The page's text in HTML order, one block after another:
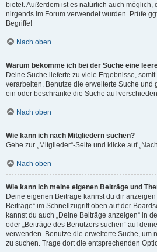
bietet. Außerdem ist es natürlich auch
nirgends im Forum verwendet wurden. Prüfe
Begriffe!
Nach oben
Warum bekomme ich bei der Suche eine
Deine Suche lieferte zu viele Ergebnisse,
verarbeiten. Benutze die erweiterte Suche und
ein oder beschränke die Suche auf
Nach oben
Wie kann ich nach Mitgliedern suchen?
Gehe zur „Mitglieder“-Seite und klicke auf
Nach oben
Wie kann ich meine eigenen Beiträge und
Deine eigenen Beiträge kannst du dir
Beiträge“ im Schnellzugriff oben auf der
kannst du auch „Deine Beiträge anzeigen“ in
oder „Beiträge des Benutzers suchen“ auf
verwenden. Benutze die erweiterte Suche, um
zu suchen. Trage dort die entsprechenden